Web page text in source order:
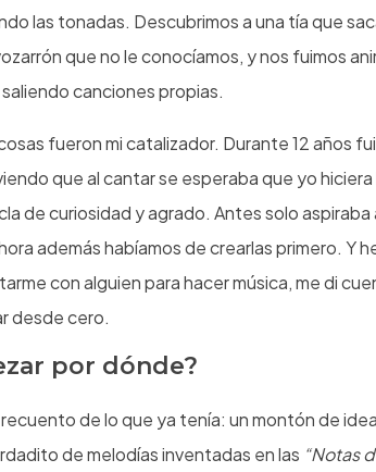
las tonadas. Descubrimos a una tía que
que no le conocíamos, y nos fuimos
canciones propias.
fueron mi catalizador. Durante 12 años
que al cantar se esperaba que yo
de curiosidad y agrado. Antes solo
además habíamos de crearlas primero. Y
con alguien para hacer música, me di
desde cero.
por dónde?
de lo que ya tenía: un montón de
de melodías inventadas en las “Notas